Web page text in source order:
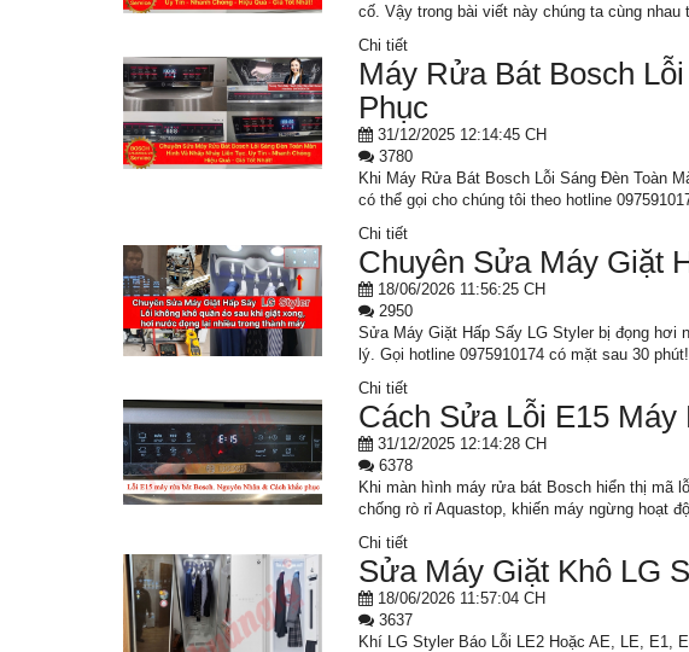
cố. Vậy trong bài viết này chúng ta cùng
Chi tiết
Máy Rửa Bát Bosch
Phục
31/12/2025 12:14:45 CH
3780
Khi Máy Rửa Bát Bosch Lỗi Sáng Đèn Toàn
có thể gọi cho chúng tôi theo hotline
Chi tiết
Chuyên Sửa Máy Giặt
18/06/2026 11:56:25 CH
2950
Sửa Máy Giặt Hấp Sấy LG Styler bị đọng
lý. Gọi hotline 0975910174 có mặt sau 30 phút!
Chi tiết
Cách Sửa Lỗi E15
31/12/2025 12:14:28 CH
6378
Khi màn hình máy rửa bát Bosch hiển thị mã
chống rò rỉ Aquastop, khiến máy ngừng hoạt
Chi tiết
Sửa Máy Giặt Khô LG
18/06/2026 11:57:04 CH
3637
Khí LG Styler Báo Lỗi LE2 Hoặc AE, LE, E1,